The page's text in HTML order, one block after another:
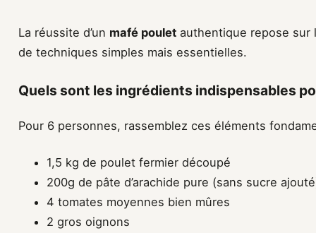
La réussite d’un mafé poulet authentique repose sur
de techniques simples mais essentielles.
Quels sont les ingrédients indispensables
Pour 6 personnes, rassemblez ces éléments
1,5 kg de poulet fermier découpé
200g de pâte d’arachide pure (sans sucre
4 tomates moyennes bien mûres
2 gros oignons